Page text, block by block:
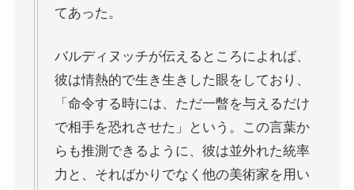
てあった。
バルディヌッチが伝えるところによれば、
彼は情熱的で生き生きした眼をしており、
「命令する時には、ただ一暼を与えるだけ
で相手を恐れさせた」という。この言葉か
らも推測できるように、彼は並外れた統率
力と、そればかりでなく他の美術家を用い